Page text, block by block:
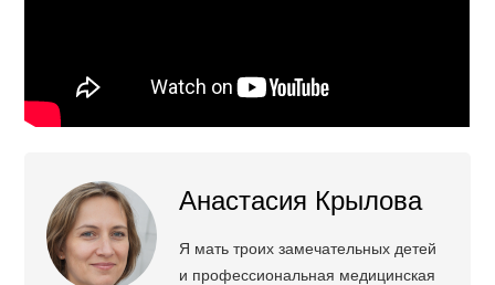
Анастасия Крылова
Я мать троих замечательных детей
и профессиональная медицинская